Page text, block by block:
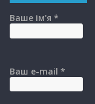
Ваше ім'я *
Ваш e-mail *